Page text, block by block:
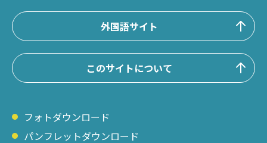
外国語サイト
このサイトについて
フォトダウンロード
パンフレットダウンロード